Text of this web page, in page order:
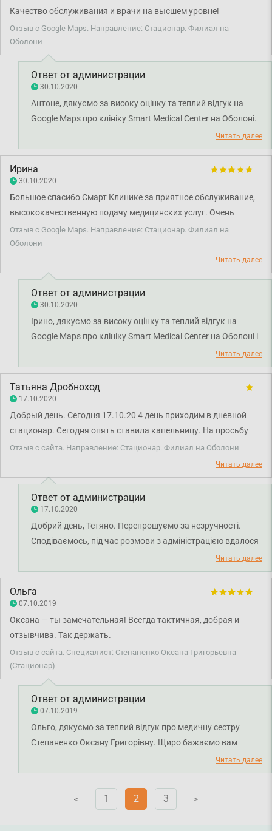
Качество обслуживания и врачи на высшем уровне!
Отзыв с Google Maps. Направление: Стационар. Филиал на
Оболони
Ответ от администрации
30.10.2020
Антоне, дякуємо за високу оцінку та теплий відгук на
Google Maps про клініку Smart Medical Center на Оболоні.
Нам дуже приємно, що ви залишилися задоволені
сервісом та професійністю наших лікарів. Дякуємо за
Читать далее
Ирина
30.10.2020
Большое спасибо Смарт Клинике за приятное обслуживание,
высококачественную подачу медицинских услуг. Очень
внимательные врачи, обслуживающий персонал. Очередей
нет, хорошая организация записи. Есть дневной стационар,
возможность поставить капельницу. В вестибюле каждый
может приготовить себе обалденный кофе, отдохнуть после
процедуры, выпить чай. Спасибо, что вы есть!!! 👍🙏☀️❤️
Отзыв с Google Maps. Направление: Стационар. Филиал на
Оболони
Читать далее
Ответ от администрации
30.10.2020
Ірино, дякуємо за високу оцінку та теплий відгук на
Google Maps про клініку Smart Medical Center на Оболоні і
наших співробітників. Нам дуже приємно, що ви
залишилися задоволені візитом і сервісом медичного
центру. Дякуємо за довіру і щиро бажаємо вам міцного
здоров’я!
Читать далее
Татьяна Дробноход
17.10.2020
Добрый день. Сегодня 17.10.20 4 день приходим в дневной
стационар. Сегодня опять ставила капельницу. На просьбу
найти специалиста который переведёт квалифицированно
Отзыв с сайта. Направление: Стационар. Филиал на Оболони
Читать далее
Ответ от администрации
17.10.2020
Добрий день, Тетяно. Перепрошуємо за незручності.
Сподіваємось, під час розмови з адміністрацією вдалося
вирішити ситуацію й узгодити наші подальші дії. Бажаємо
міцного здоров'я вам і вашому чоловіку.
Читать далее
Ольга
07.10.2019
Оксана — ты замечательная! Всегда тактичная, добрая и
отзывчива. Так держать.
Отзыв с сайта. Специалист: Степаненко Оксана Григорьевна
(Стационар)
Ответ от администрации
07.10.2019
Ольго, дякуємо за теплий відгук про медичну сестру
Степаненко Оксану Григорівну. Щиро бажаємо вам
Читать далее
V 1 2 3 V